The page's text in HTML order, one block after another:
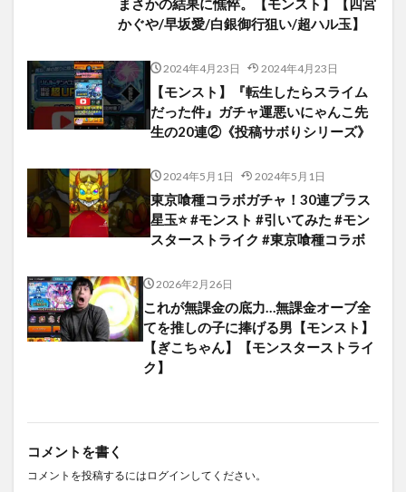
まさかの結果に憔悴。【モンスト】【四宮
かぐや/早坂愛/白銀御行狙い/超ハル玉】
2024年4月23日 2024年4月23日
【モンスト】『転生したらスライム
だった件』ガチャ運悪いにゃんこ先
生の20連②《投稿サボりシリーズ》
2024年5月1日 2024年5月1日
東京喰種コラボガチャ！30連プラス
星玉⭐️ #モンスト #引いてみた #モン
スターストライク #東京喰種コラボ
2026年2月26日
これが無課金の底力…無課金オーブ全
てを推しの子に捧げる男【モンスト】
【ぎこちゃん】【モンスターストライ
ク】
コメントを書く
コメントを投稿するには ログイン してください。